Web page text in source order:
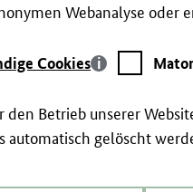
Webanalyse oder
Cookies
Matomo
Webstatistik
den Betrieb unserer
automatisch gelöscht